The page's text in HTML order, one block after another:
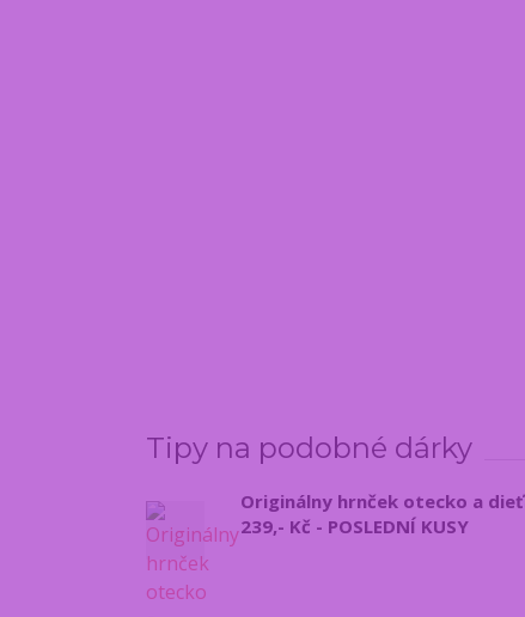
Tipy na podobné dárky
Originálny hrnček otecko a
239,- Kč - POSLEDNÍ KUSY